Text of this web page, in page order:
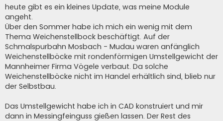
a
g
heute gibt es ein kleines Update, was meine Module
angeht.
Über den Sommer habe ich mich ein wenig mit dem
Thema Weichenstellbock beschäftigt. Auf der
Schmalspurbahn Mosbach - Mudau waren anfänglich
Weichenstellböcke mit rondenförmigen Umstellgewicht der
Mannheimer Firma Vögele verbaut. Da solche
Weichenstellböcke nicht im Handel erhältlich sind, blieb nur
der Selbstbau.
Das Umstellgewicht habe ich in CAD konstruiert und mir
dann in Messingfeinguss gießen lassen. Der Rest des